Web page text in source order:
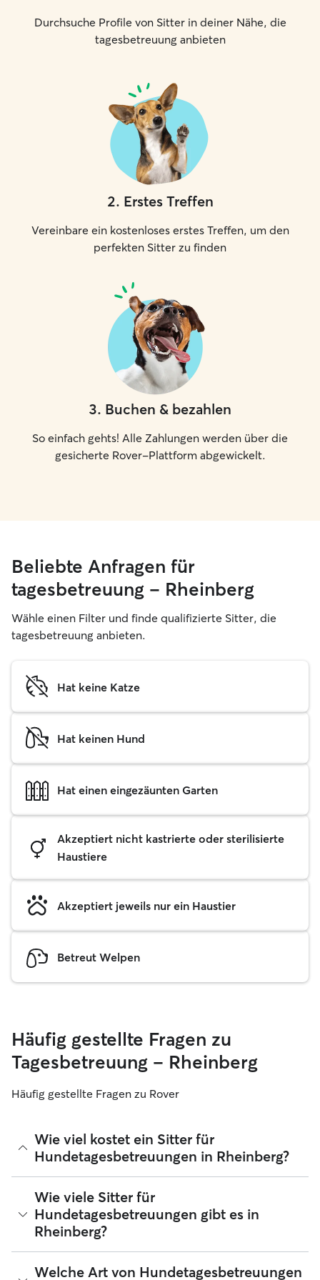
Durchsuche Profile von Sitter in deiner Nähe, die
tagesbetreuung anbieten
2. Erstes Treffen
Vereinbare ein kostenloses erstes Treffen, um den
perfekten Sitter zu finden
3. Buchen & bezahlen
So einfach gehts! Alle Zahlungen werden über die
gesicherte Rover-Plattform abgewickelt.
Beliebte Anfragen für
tagesbetreuung – Rheinberg
Wähle einen Filter und finde qualifizierte Sitter, die
tagesbetreuung anbieten.
Hat keine Katze
Hat keinen Hund
Hat einen eingezäunten Garten
Akzeptiert nicht kastrierte oder sterilisierte
Haustiere
Akzeptiert jeweils nur ein Haustier
Betreut Welpen
Häufig gestellte Fragen zu
Tagesbetreuung – Rheinberg
Häufig gestellte Fragen zu Rover
Wie viel kostet ein Sitter für
Hundetagesbetreuungen in Rheinberg?
Sitter können ihre Preise bei Rover frei festlegen. Die
durchschnittlichen Kosten für einen Hundesitter für
Tagesbetreuungen bei Rover in Rheinberg betragen seit
August 2026 etwa 25 pro Tag, einschließlich der
und die deines Hundes anpasst.
Wie viele Sitter für
Hundetagesbetreuungen gibt es in
Rheinberg?
Seit August 2026 bieten 260 Sitter Hundetagesbetreuungen
Welche Art von Hundetagesbetreuungen